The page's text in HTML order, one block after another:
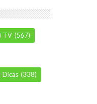
TV (567)
Dicas (338)